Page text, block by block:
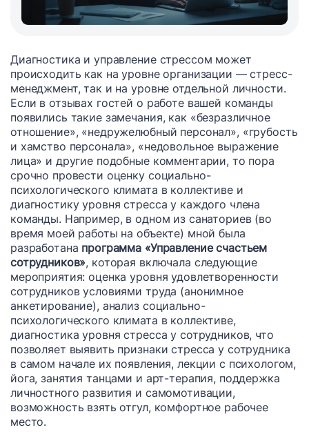
Диагностика и управление стрессом может
происходить как на уровне организации — стресс-
менеджмент, так и на уровне отдельной личности.
Если в отзывах гостей о работе вашей команды
появились такие замечания, как «безразличное
отношение», «недружелюбный персонал», «грубость
и хамство персонала», «недовольное выражение
лица» и другие подобные комментарии, то пора
срочно провести оценку социально-
психологического климата в коллективе и
диагностику уровня стресса у каждого члена
команды. Например, в одном из санаториев (во
время моей работы на объекте) мной была
разработана программа «Управление счастьем
сотрудников», которая включала следующие
мероприятия: оценка уровня удовлетворенности
сотрудников условиями труда (анонимное
анкетирование), анализ социально-
психологического климата в коллективе,
диагностика уровня стресса у сотрудников, что
позволяет выявить признаки стресса у сотрудника
в самом начале их появления, лекции с психологом,
йога, занятия танцами и арт-терапия, поддержка
личностного развития и самомотивации,
возможность взять отгул, комфортное рабочее
место.